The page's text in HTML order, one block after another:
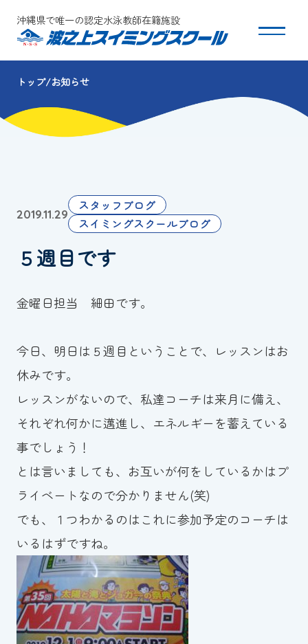
沖縄県で唯一の認定水泳教師在籍施設
スクールについて
コース・クラス紹介
団体会員募集
保護者の方へ
採用情報
カレンダー
波スイタイムズ
お問い合わせ
Tel.098-863-7264
平日 9:00～22:00｜土祝 9:00～21:00
メールでお問い合わせ
スイミングスクールの
トップ お知らせ
2019.11.29
スタッフブログ
スイミングスクールブログ
５週目です
金曜日担当 細田です。
今日、明日は５週目ということで、レッスンはお
休みです。
レッスンがないので、私達コーチは来月に備え、
それぞれ何かに邁進し、エネルギーを蓄えている
事でしょう！
とは言いましても、お互いが何をしているかはプ
ライベートなので分かりません(笑)
でも、１つわかるのはこれに参加予定のコーチは
いるはずですね。